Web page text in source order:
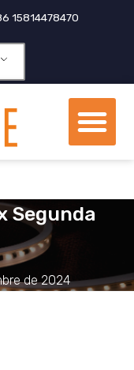
15814478470
Segunda
de 2024